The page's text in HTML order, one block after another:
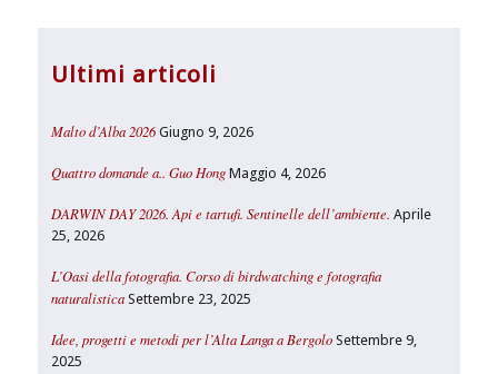
Ultimi articoli
Malto d’Alba 2026 Giugno 9, 2026
Quattro domande a.. Guo Hong Maggio 4, 2026
DARWIN DAY 2026. Api e tartufi. Sentinelle dell’ambiente. Aprile
25, 2026
L’Oasi della fotografia. Corso di birdwatching e fotografia
naturalistica Settembre 23, 2025
Idee, progetti e metodi per l’Alta Langa a Bergolo Settembre 9,
2025